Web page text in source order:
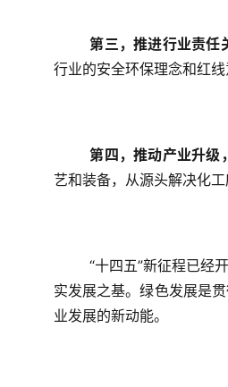
第三，推进行业责任
行业的安全环保理念和红
第四，推动产业升级，
艺和装备，从源头解决化工
“十四五”新征程已经
实发展之基。绿色发展是
业发展的新动能。